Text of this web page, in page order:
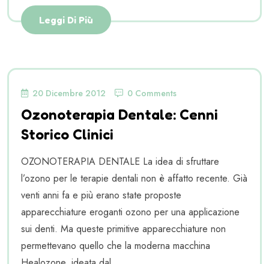
Leggi Di Più
20 Dicembre 2012 0 Comments
Ozonoterapia Dentale: Cenni
Storico Clinici
OZONOTERAPIA DENTALE La idea di sfruttare
l’ozono per le terapie dentali non è affatto recente. Già
venti anni fa e più erano state proposte
apparecchiature eroganti ozono per una applicazione
sui denti. Ma queste primitive apparecchiature non
permettevano quello che la moderna macchina